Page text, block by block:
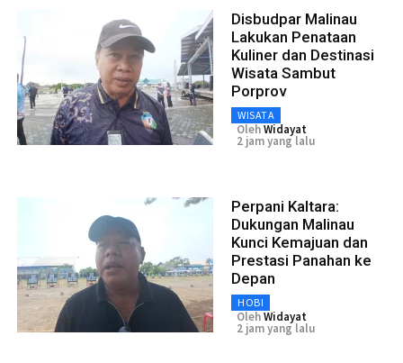
Disbudpar Malinau
Lakukan Penataan
Kuliner dan Destinasi
Wisata Sambut
Porprov
WISATA
OlehWidayat
2 jam yang lalu
Perpani Kaltara:
Dukungan Malinau
Kunci Kemajuan dan
Prestasi Panahan ke
Depan
HOBI
OlehWidayat
2 jam yang lalu